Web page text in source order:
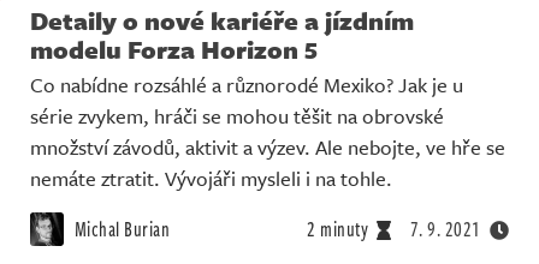
Detaily o nové kariéře a jízdním
modelu Forza Horizon 5
Co nabídne rozsáhlé a různorodé Mexiko? Jak je u
série zvykem, hráči se mohou těšit na obrovské
množství závodů, aktivit a výzev. Ale nebojte, ve hře se
nemáte ztratit. Vývojáři mysleli i na tohle.
Michal Burian 2 minuty 7. 9. 2021